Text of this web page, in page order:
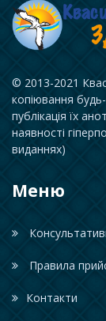
© 2013-2021
копіювання
публікація їх
наявності
виданнях)
Меню
Правила
Контакти